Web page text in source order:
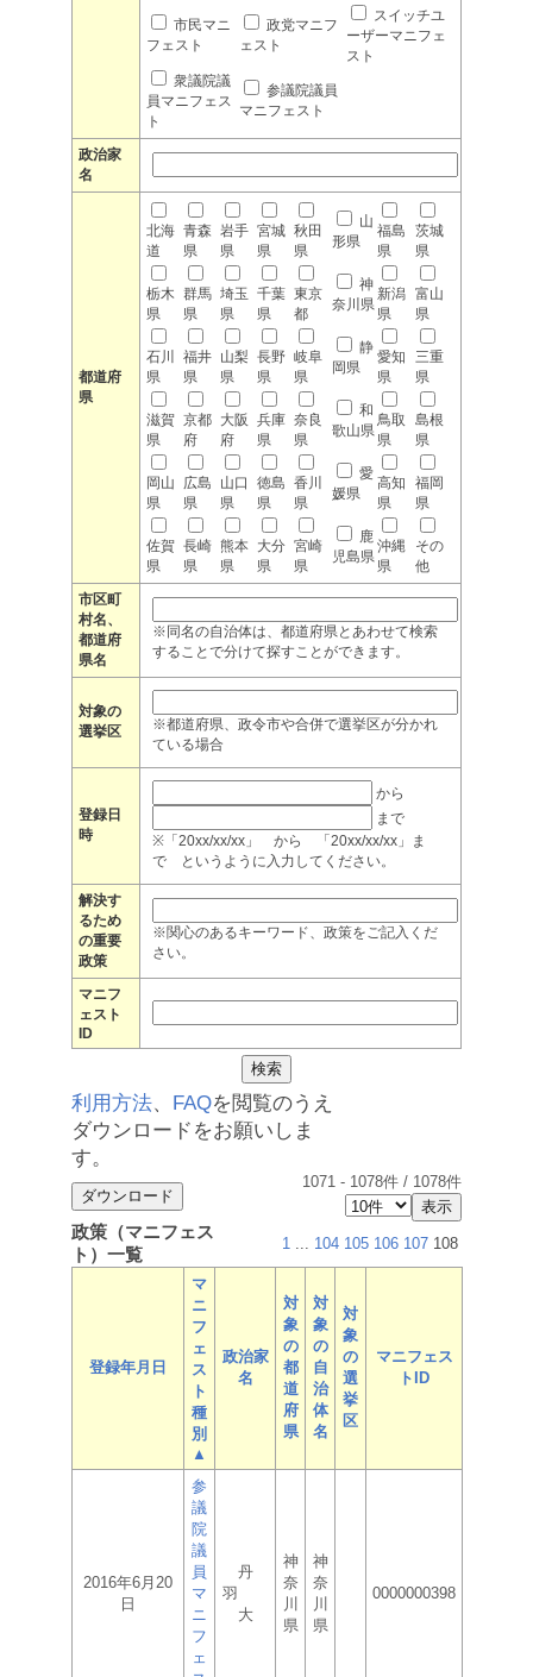
市民マニ
フェスト
政党マニフ
ェスト
スイッチユ
ーザーマニフェ
スト
衆議院議
員マニフェス
ト
参議院議員
マニフェスト
政治家
名
都道府
県
北海
道
青森
県
岩手
県
宮城
県
秋田
県
山
形県
福島
県
茨城
県
栃木
県
群馬
県
埼玉
県
千葉
県
東京
都
神
奈川県
新潟
県
富山
県
石川
県
福井
県
山梨
県
長野
県
岐阜
県
静
岡県
愛知
県
三重
県
滋賀
県
京都
府
大阪
府
兵庫
県
奈良
県
和
歌山県
鳥取
県
島根
県
岡山
県
広島
県
山口
県
徳島
県
香川
県
愛
媛県
高知
県
福岡
県
佐賀
県
長崎
県
熊本
県
大分
県
宮崎
県
鹿
児島県
沖縄
県
その
他
市区町
村名、
都道府
県名
※同名の自治体は、都道府県とあわせて検索
することで分けて探すことができます。
対象の
選挙区
※都道府県、政令市や合併で選挙区が分かれ
ている場合
登録日
時
から
まで
※「20xx/xx/xx」 から 「20xx/xx/xx」ま
で というように入力してください。
解決す
るため
の重要
政策
※関心のあるキーワード、政策をご記入くだ
さい。
マニフ
ェスト
ID
利用方法、 FAQを閲覧のうえ
ダウンロードをお願いしま
す。
1071 - 1078件 / 1078件
政策（マニフェス
ト）一覧
1 ... 104 105 106 107 108
登録年月日
マ
ニ
フ
ェ
ス
ト
種
別
▲
政治家
名
対
象
の
都
道
府
県
対
象
の
自
治
体
名
対
象
の
選
挙
区
マニフェス
トID
2016年6月20
日
参
議
院
議
員
マ
ニ
フ
ェ
丹
羽
大
神
奈
川
県
神
奈
川
県
0000000398